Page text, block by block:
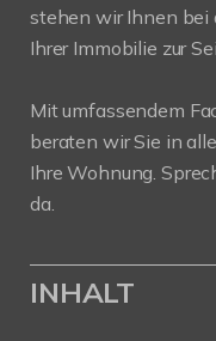
stehen wir Ihnen bei
Ihrer Immobilie zur
Mit umfassendem
beraten wir Sie in
Ihre Wohnung.
da.
INHALT